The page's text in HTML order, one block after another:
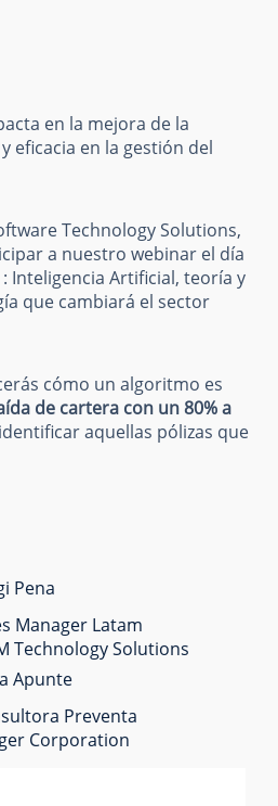
en la mejora de la
eficacia en la gestión del
Technology Solutions,
a nuestro webinar el día
Inteligencia Artificial, teoría y
que cambiará el sector
cómo un algoritmo es
de cartera con un 80% a
aquellas pólizas que
Pena
Manager Latam
Technology Solutions
Apunte
Preventa
Corporation